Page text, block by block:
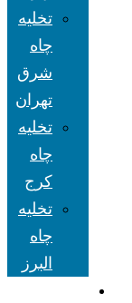
تخلیه
چاه
شرق
تهران
تخلیه
چاه
کرج
تخلیه
چاه
البرز